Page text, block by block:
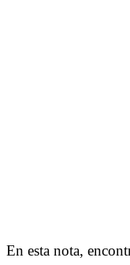
En esta nota,